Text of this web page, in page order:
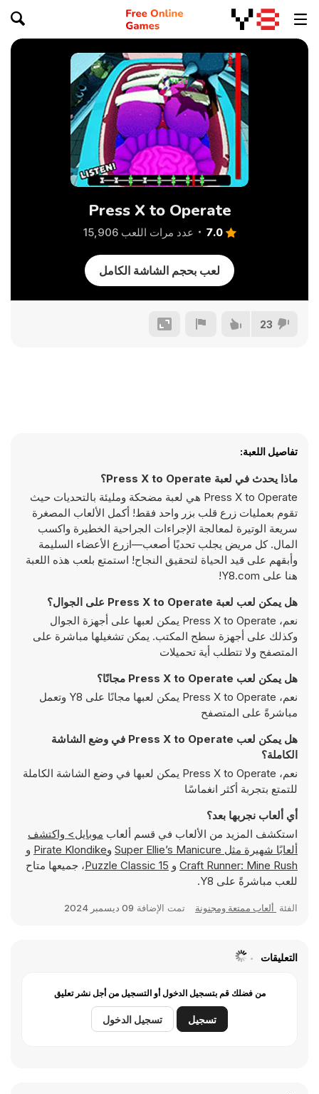
Press X to Operate
7.0 عدد مرات اللعب 15,906
لعب بحجم الشاشة الكامل
23
تفاصيل اللعبة:
ماذا يحدث في لعبة Press X to Operate؟
Press X to Operate هي لعبة مضحكة ومليئة بالتحديات حيث
تقوم بعمليات زرع قلب بزر واحد فقط! أكمل الألعاب المصغرة
سريعة الوتيرة لمعالجة الإجراءات الجراحية الخطيرة واكسب
المال. كل مريض يجلب تحديًا أصعب—ازرع الأعضاء السليمة
وأبقهم على قيد الحياة لتحقيق النجاح! استمتع بلعب هذه اللعبة
هنا على Y8.com!
هل يمكن لعب لعبة Press X to Operate على الجوال؟
نعم، Press X to Operate يمكن لعبها على أجهزة الجوال
وكذلك على أجهزة سطح المكتب. يمكن تشغيلها مباشرة على
المتصفح ولا تتطلب أية تحميلات
هل يمكن لعب Press X to Operate مجانًا؟
نعم، Press X to Operate يمكن لعبها مجانًا على Y8 وتعمل
مباشرةً على المتصفح
هل يمكن لعب Press X to Operate في وضع الشاشة
الكاملة؟
نعم، Press X to Operate يمكن لعبها في وضع الشاشة الكاملة
للتمتع بتجربة أكثر انغماسًا
أي ألعاب نجربها بعد؟
استكشف المزيد من الألعاب في قسم ألعاب
موبايل> واكتشف
ألعابًا شهيرة مثل Super Ellie’s Manicure وPirate Klondike و
Craft Runner: Mine Rush و 15 Puzzle Classic
، جميعها متاح
للعب مباشرةً على Y8.
الفئة ألعاب ممتعة ومجنونة تمت الإضافة 09 ديسمبر 2024
التعليقات
من فضلك قم بتسجيل الدخول أو التسجيل من أجل نشر تعليق
تسجيل تسجيل الدخول